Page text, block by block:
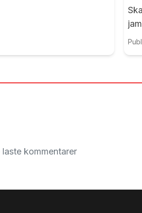
laste kommentarer